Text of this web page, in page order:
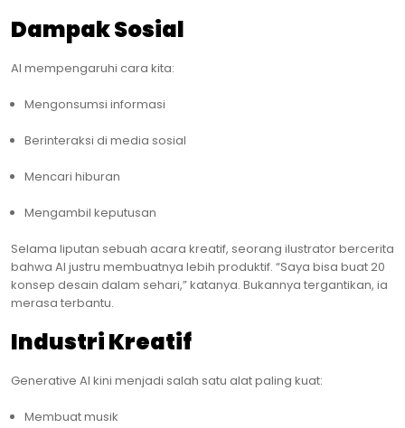
Dampak Sosial
AI mempengaruhi cara kita:
Mengonsumsi informasi
Berinteraksi di media sosial
Mencari hiburan
Mengambil keputusan
Selama liputan sebuah acara kreatif, seorang ilustrator bercerita
bahwa AI justru membuatnya lebih produktif. “Saya bisa buat 20
konsep desain dalam sehari,” katanya. Bukannya tergantikan, ia
merasa terbantu.
Industri Kreatif
Generative AI kini menjadi salah satu alat paling kuat:
Membuat musik